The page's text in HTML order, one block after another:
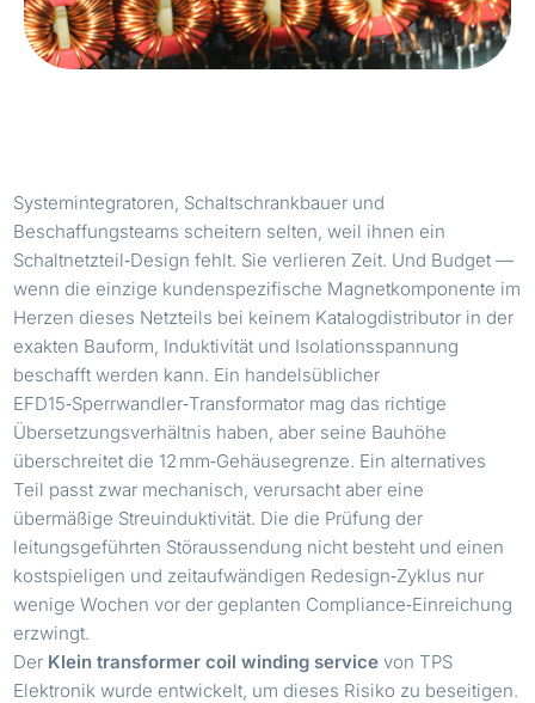
Systemintegratoren, Schaltschrankbauer und
Beschaffungsteams scheitern selten, weil ihnen ein
Schaltnetzteil‑Design fehlt. Sie verlieren Zeit. Und Budget —
wenn die einzige kundenspezifische Magnetkomponente im
Herzen dieses Netzteils bei keinem Katalogdistributor in der
exakten Bauform, Induktivität und Isolationsspannung
beschafft werden kann. Ein handelsüblicher
EFD15‑Sperrwandler‑Transformator mag das richtige
Übersetzungsverhältnis haben, aber seine Bauhöhe
überschreitet die 12 mm‑Gehäusegrenze. Ein alternatives
Teil passt zwar mechanisch, verursacht aber eine
übermäßige Streuinduktivität. Die die Prüfung der
leitungsgeführten Störaussendung nicht besteht und einen
kostspieligen und zeitaufwändigen Redesign‑Zyklus nur
wenige Wochen vor der geplanten Compliance‑Einreichung
erzwingt.
Der Klein transformer coil winding service von TPS
Elektronik wurde entwickelt, um dieses Risiko zu beseitigen.